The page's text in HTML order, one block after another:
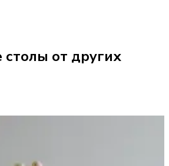
от других